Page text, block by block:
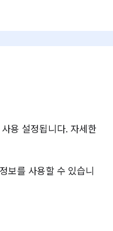
용 설정됩니다. 자세한
보를 사용할 수 있습니